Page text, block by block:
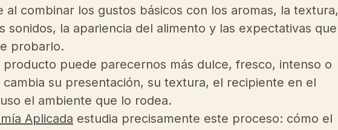
combinar los gustos básicos con los aromas, la textura,
sonidos, la apariencia del alimento y las expectativas que
probarlo.
producto puede parecernos más dulce, fresco, intenso o
su presentación, su textura, el recipiente en el
el ambiente que lo rodea.
Aplicada estudia precisamente este proceso: cómo el